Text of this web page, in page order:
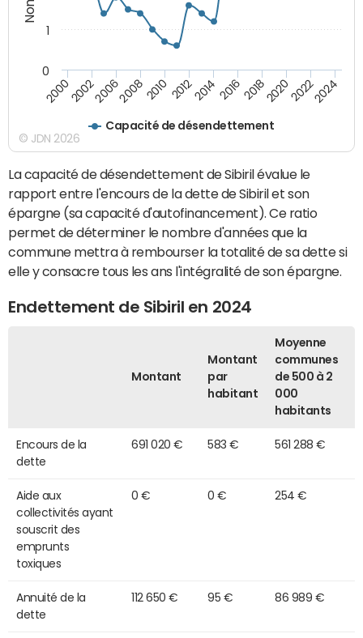
Capacité de désendettement
20002002200620082010 2012201420162018202020222024
0
1
© JDN 2026
La capacité de désendettement de Sibiril évalue le
rapport entre l'encours de la dette de Sibiril et son
épargne (sa capacité d'autofinancement). Ce ratio
permet de déterminer le nombre d'années que la
commune mettra à rembourser la totalité de sa dette si
elle y consacre tous les ans l'intégralité de son épargne.
Endettement de Sibiril en 2024
Montant
Montant
par
habitant
Moyenne
communes
de 500 à 2
000
habitants
Encours de la
dette
691 020 € 583 € 561 288 €
Aide aux
collectivités ayant
souscrit des
emprunts
toxiques
0 € 0 € 254 €
Annuité de la
dette
112 650 € 95 € 86 989 €